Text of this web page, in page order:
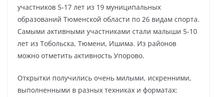
участников 5-17 лет из 19 муниципальных
образований Тюменской области по 26 видам спорта.
Самыми активными участниками стали малыши 5-10
лет из Тобольска, Тюмени, Ишима. Из районов
можно отметить активность Упорово.
Открытки получились очень милыми, искренними,
выполненными в разных техниках и форматах: